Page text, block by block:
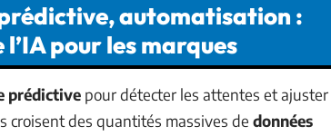
automatisation :
pour les marques
prédictive pour détecter les attentes et ajuster
croisent des quantités massives de données